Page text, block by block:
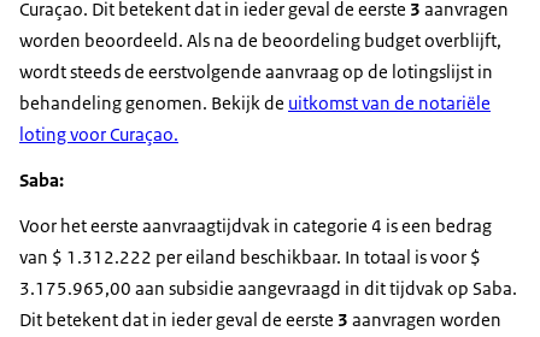
Curaçao. Dit betekent dat in ieder geval de eerste 3 aanvragen
worden beoordeeld. Als na de beoordeling budget overblijft,
wordt steeds de eerstvolgende aanvraag op de lotingslijst in
behandeling genomen. Bekijk de uitkomst van de notariële
loting voor Curaçao.
Saba:
Voor het eerste aanvraagtijdvak in categorie 4 is een bedrag
van $ 1.312.222 per eiland beschikbaar. In totaal is voor $
3.175.965,00 aan subsidie aangevraagd in dit tijdvak op Saba.
Dit betekent dat in ieder geval de eerste 3 aanvragen worden